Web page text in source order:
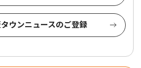
ウンニュースのご登録